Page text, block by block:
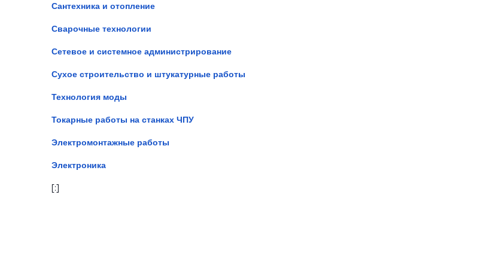
Сантехника и отопление
Сварочные технологии
Сетевое и системное администрирование
Сухое строительство и штукатурные работы
Технология моды
Токарные работы на станках ЧПУ
Электромонтажные работы
Электроника
[:]